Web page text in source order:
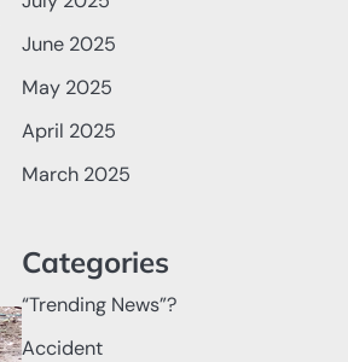
June 2025
May 2025
April 2025
March 2025
Categories
“Trending News”?
Accident